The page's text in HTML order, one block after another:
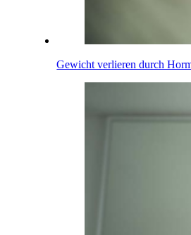
Gewicht verlieren durch